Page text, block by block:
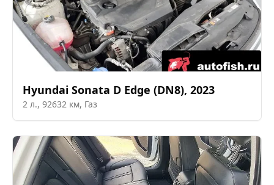
Hyundai Sonata D Edge (DN8), 2023
2 л., 92632 км, Газ